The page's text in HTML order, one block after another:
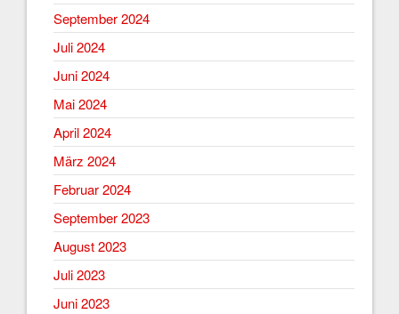
September 2024
Juli 2024
Juni 2024
Mai 2024
April 2024
März 2024
Februar 2024
September 2023
August 2023
Juli 2023
Juni 2023